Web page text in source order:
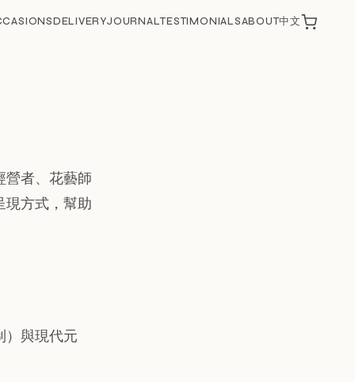
DELIVERYJOURNALTESTIMONIALSABOUT中文
營者、花藝師
現方式，幫助
）與現代元